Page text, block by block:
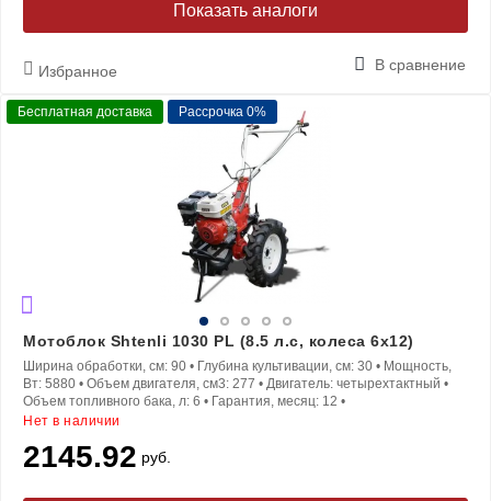
Показать аналоги
Избранное В сравнение
Бесплатная доставка Рассрочка 0%
Мотоблок Shtenli 1030 PL (8.5 л.с, колеса 6x12)
Ширина обработки, см: 90 • Глубина культивации, см: 30 • Мощность,
Вт: 5880 • Объем двигателя, см3: 277 • Двигатель: четырехтактный •
Объем топливного бака, л: 6 • Гарантия, месяц: 12 •
Нет в наличии
2145.92 руб.